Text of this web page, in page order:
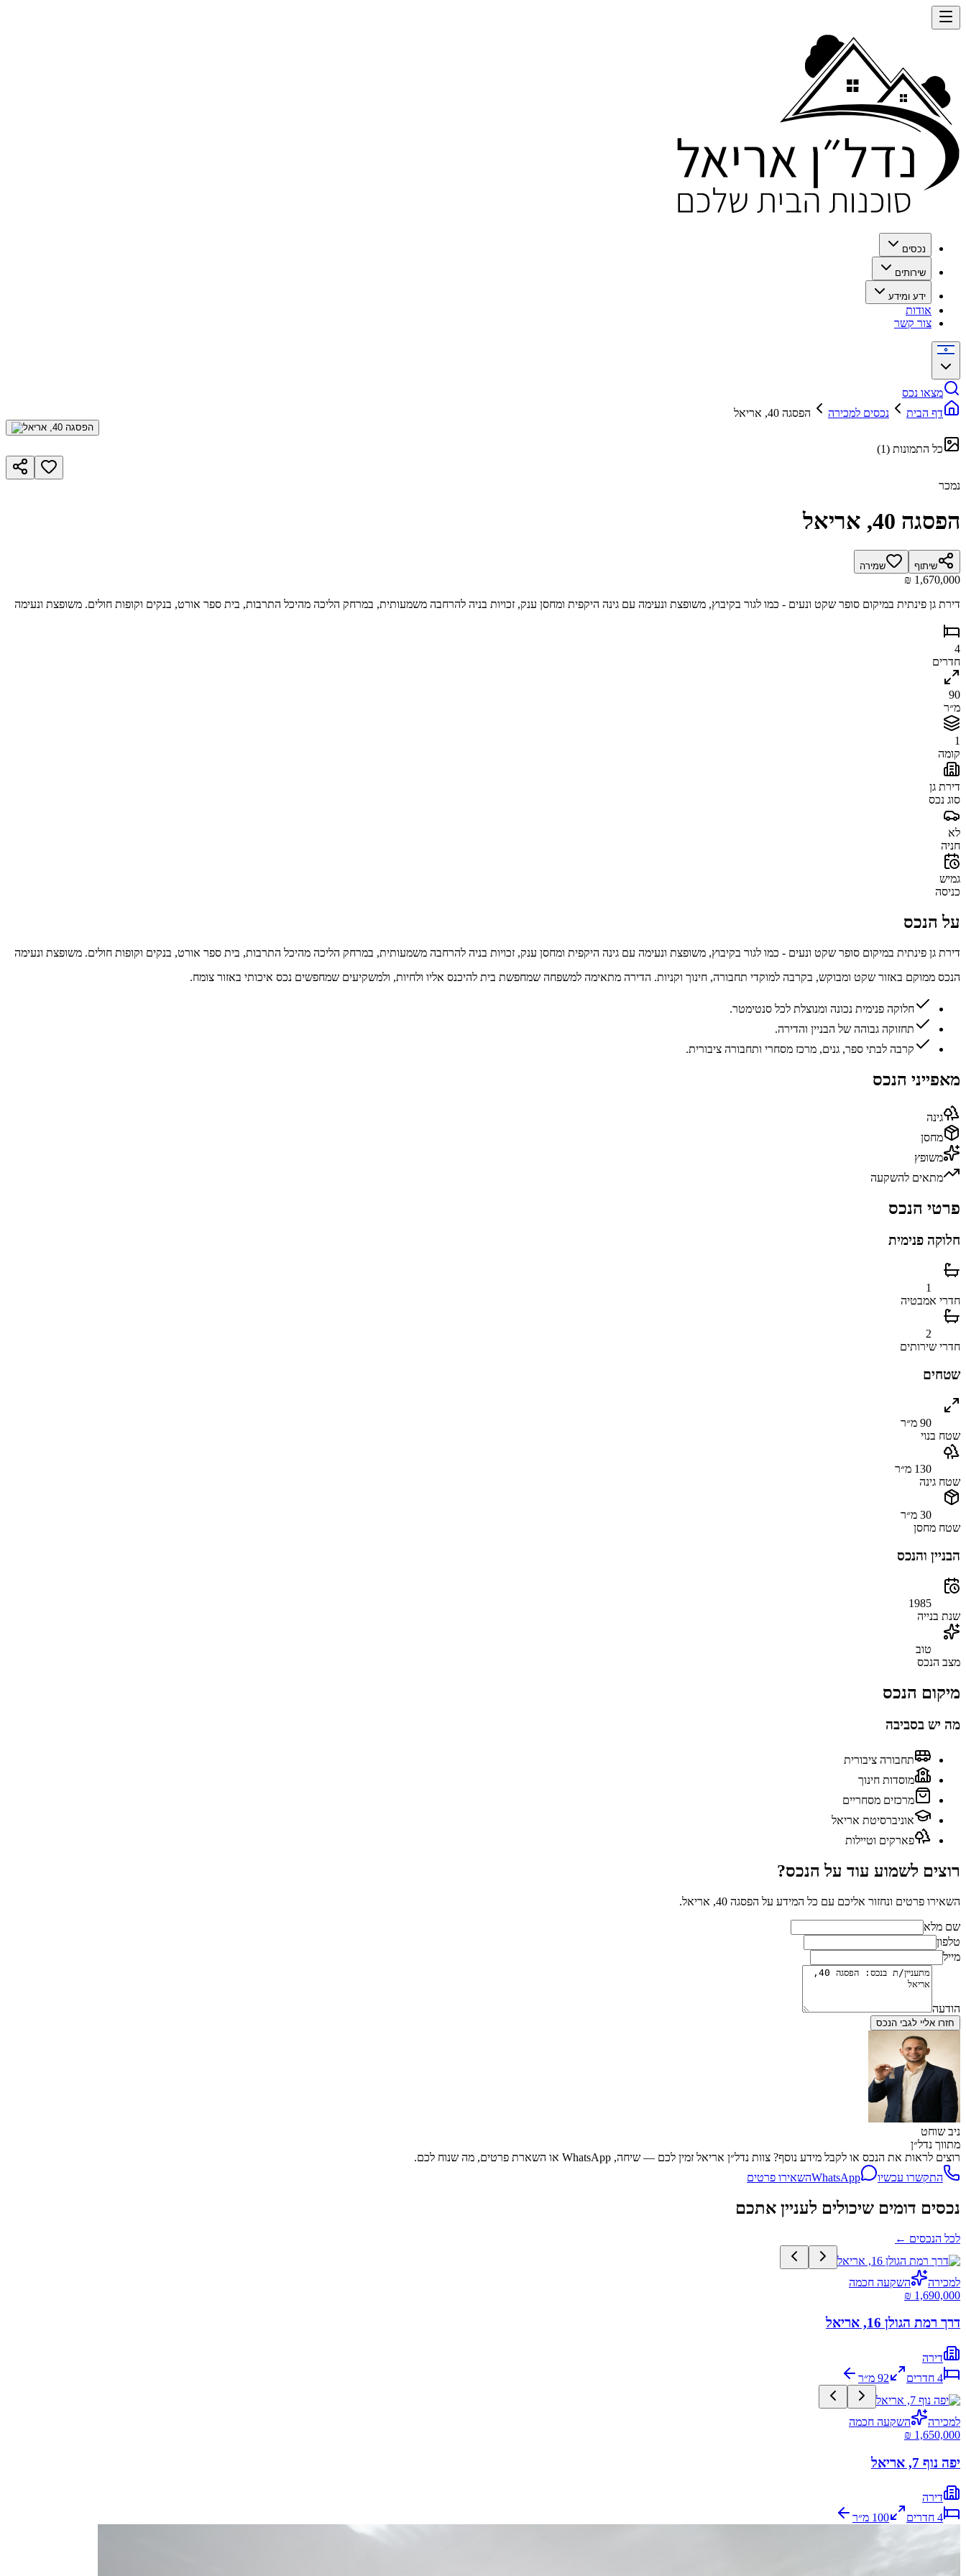
נכסים
שירותים
ידע ומידע
אודות
צור קשר
מצאו נכס
דף הבית
נכסים למכירה הפסגה 40, אריאל
כל התמונות (
1
)
נמכר
הפסגה 40, אריאל
שיתוף שמירה
דירת גן פינתית במיקום סופר שקט ונעים - כמו לגור בקיבוץ, משופצת ונעימה עם גינה היקפית ומחסן ענק, זכויות בניה להרחבה משמעותית, במרחק הליכה מהיכל התרבות, בית ספר אורט, בנקים וקופות חולים. משופצת ונעימה
4
חדרים
90
מ״ר
1
קומה
דירת גן
סוג נכס
לא
חניה
גמיש
כניסה
על הנכס
דירת גן פינתית במיקום סופר שקט ונעים - כמו לגור בקיבוץ, משופצת ונעימה עם גינה היקפית ומחסן ענק, זכויות בניה להרחבה משמעותית, במרחק הליכה מהיכל התרבות, בית ספר אורט, בנקים וקופות חולים. משופצת ונעימה
הנכס ממוקם באזור שקט ומבוקש, בקרבה למוקדי תחבורה, חינוך וקניות. הדירה מתאימה למשפחה שמחפשת בית להיכנס אליו ולחיות, ולמשקיעים שמחפשים נכס איכותי באזור צומח.
חלוקה פנימית נכונה ומנוצלת לכל סנטימטר.
תחזוקה גבוהה של הבניין והדירה.
קרבה לבתי ספר, גנים, מרכז מסחרי ותחבורה ציבורית.
מאפייני הנכס
גינה
מחסן
משופץ
מתאים להשקעה
פרטי הנכס
חלוקה פנימית
1
חדרי אמבטיה
2
חדרי שירותים
שטחים
90 מ״ר
שטח בנוי
130 מ״ר
שטח גינה
30 מ״ר
שטח מחסן
הבניין והנכס
1985
שנת בנייה
טוב
מצב הנכס
מיקום הנכס
מה יש בסביבה
תחבורה ציבורית
מוסדות חינוך
מרכזים מסחריים
אוניברסיטת אריאל
פארקים וטיילות
רוצים לשמוע עוד על הנכס?
השאירו פרטים ונחזור אליכם עם כל המידע על הפסגה 40, אריאל .
שם מלא
טלפון
מייל
הודעה
חזרו אליי לגבי הנכס
ניב שוחט
מתווך נדל״ן
רוצים לראות את הנכס או לקבל מידע נוסף? צוות נדל״ן אריאל זמין לכם — שיחה, WhatsApp או השארת פרטים, מה שנוח לכם.
התקשרו עכשיו
WhatsAppהשאירו פרטים
נכסים דומים שיכולים לעניין אתכם
לכל הנכסים ←
למכירה
השקעה חכמה
דרך רמת הגולן 16, אריאל
דירה
4 חדרים 92 מ״ר
למכירה
השקעה חכמה
יפה נוף 7, אריאל
דירה
4 חדרים 100 מ״ר